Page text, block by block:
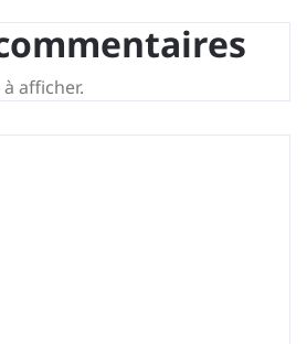
afficher.